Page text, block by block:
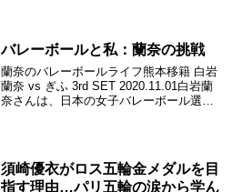
バレーボールと私：蘭奈の挑戦
蘭奈のバレーボールライフ熊本移籍 白岩
蘭奈 vs ぎふ 3rd SET 2020.11.01白岩蘭
奈さんは、日本の女子バレーボール選手
須崎優衣がロス五輪金メダルを目
指す理由…パリ五輪の涙から学ん